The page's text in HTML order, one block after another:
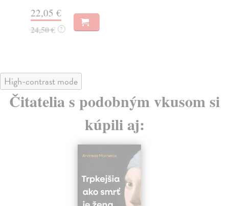
22,05 €
24,50 € ?
High-contrast mode
Čitatelia s podobným vkusom si
kúpili aj: